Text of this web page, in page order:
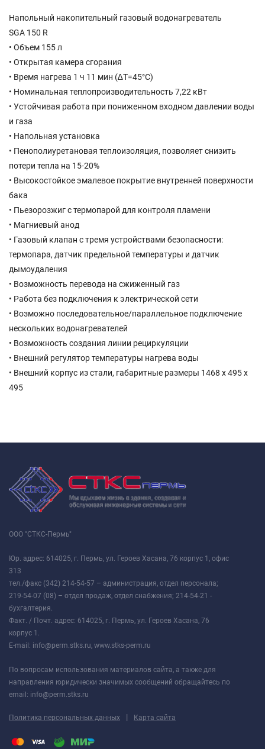
Напольный накопительный газовый водонагреватель
SGA 150 R
• Объем 155 л
• Открытая камера сгорания
• Время нагрева 1 ч 11 мин (∆Т=45°С)
• Номинальная теплопроизводительность 7,22 кВт
• Устойчивая работа при пониженном входном давлении воды
и газа
• Напольная установка
• Пенополиуретановая теплоизоляция, позволяет снизить
потери тепла на 15-20%
• Высокостойкое эмалевое покрытие внутренней поверхности
бака
• Пьезорозжиг с термопарой для контроля пламени
• Магниевый анод
• Газовый клапан с тремя устройствами безопасности:
термопара, датчик предельной температуры и датчик
дымоудаления
• Возможность перевода на сжиженный газ
• Работа без подключения к электрической сети
• Возможно последовательное/параллельное подключение
нескольких водонагревателей
• Возможность создания линии рециркуляции
• Внешний регулятор температуры нагрева воды
• Внешний корпус из стали, габаритные размеры 1468 х 495 х
495
ООО "СТКС-Пермь"
Юр. адрес: 614025, г. Пермь, ул. Героев Хасана, 76 корпус 1, офис
313
тел./факс (342) 214-54-57 – администрация, отдел персонала;
219-54-07 (08) – отдел продаж, отдел снабжения; 214-54-21 -
бухгалтерия.
Факт. / Почт. адрес: 614025, г. Пермь, ул. Героев Хасана, 76
корпус 1.
E-mail: info@perm.stks.ru, www.stks-perm.ru
По вопросам использования материалов сайта, а также для
направления юридически значимых сообщений обращайтесь по
email: info@perm.stks.ru
Политика персональных данных | Карта сайта